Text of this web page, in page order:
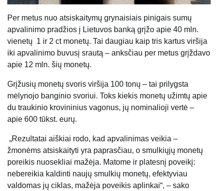
Per metus nuo atsiskaitymų grynaisiais pinigais sumų
apvalinimo pradžios į Lietuvos banką grįžo apie 40 mln.
vienetų 1 ir 2 ct monetų. Tai daugiau kaip tris kartus viršija
iki apvalinimo buvusį srautą – anksčiau per metus grįždavo
apie 12 mln. šių monetų.
Grįžusių monetų svoris viršija 100 tonų – tai prilygsta
mėlynojo banginio svoriui. Toks kiekis monetų užimtų apie
du traukinio krovininius vagonus, jų nominalioji vertė –
apie 600 tūkst. eurų.
„Rezultatai aiškiai rodo, kad apvalinimas veikia –
žmonėms atsiskaityti yra paprasčiau, o smulkiųjų monetų
poreikis nuosekliai mažėja. Matome ir platesnį poveikį:
nebereikia kaldinti naujų smulkių monetų, efektyviau
valdomas jų ciklas, mažėja poveikis aplinkai“, – sako